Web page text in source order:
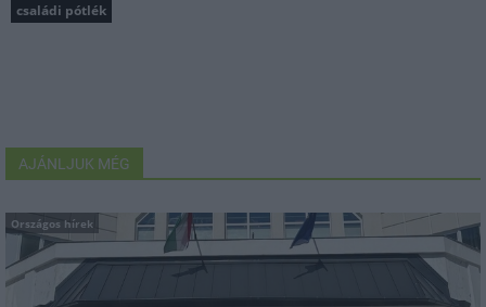
családi pótlék
AJÁNLJUK MÉG
Országos hírek